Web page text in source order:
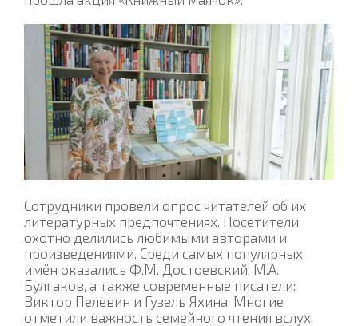
Сотрудники провели опрос читателей об их
литературных предпочтениях. Посетители
охотно делились любимыми авторами и
произведениями. Среди самых популярных
имён оказались Ф.М. Достоевский, М.А.
Булгаков, а также современные писатели:
Виктор Пелевин и Гузель Яхина. Многие
отметили важность семейного чтения вслух.